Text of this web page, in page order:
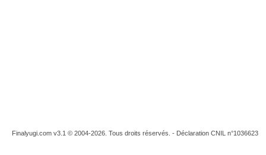
Finalyugi.com v3.1 © 2004-2026. Tous droits réservés. - Déclaration CNIL n°1036623